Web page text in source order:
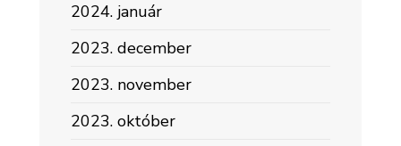
2024. január
2023. december
2023. november
2023. október